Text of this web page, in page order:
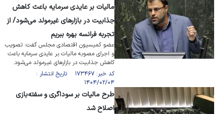
مالیات بر عایدی سرمایه باعث کاهش
جذابیت در بازار‌های غیرمولد می‌شود/ از
تجربه فرانسه بهره ببریم
عضو کمیسیون اقتصادی مجلس گفت: تصویب
و اجرای مصوبه مالیات بر عایدی سرمایه باعث
کاهش جذابیت در بازار‌های غیرمولد می‌شود.
کد خبر: ۱۷۳۴۶۷ تاریخ انتشار :
۱۴۰۴/۰۲/۰۴
طرح مالیات بر سوداگری و سفته‌بازی
اصلاح شد